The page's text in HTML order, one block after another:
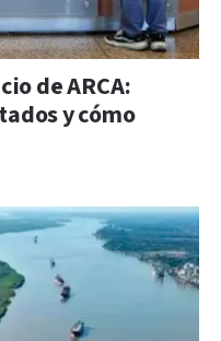
de ARCA:
y cómo